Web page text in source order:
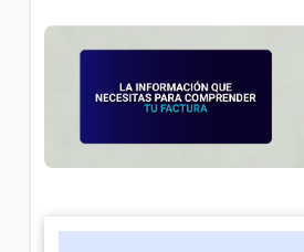
Full Equipo: Plan móvil ilimitado
préstamo | Móvil
¿Cómo cancelar tu plan Tigo y